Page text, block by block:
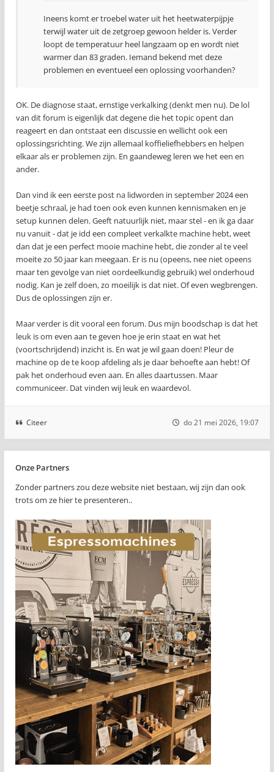
Ineens komt er troebel water uit het heetwaterpijpje
terwijl water uit de zetgroep gewoon helder is. Verder
loopt de temperatuur heel langzaam op en wordt niet
warmer dan 83 graden. Iemand bekend met deze
problemen en eventueel een oplossing voorhanden?
OK. De diagnose staat, ernstige verkalking (denkt men nu). De lol
van dit forum is eigenlijk dat degene die het topic opent dan
reageert en dan ontstaat een discussie en wellicht ook een
oplossingsrichting. We zijn allemaal koffieliefhebbers en helpen
elkaar als er problemen zijn. En gaandeweg leren we het een en
ander.
Dan vind ik een eerste post na lidworden in september 2024 een
beetje schraal, je had toen ook even kunnen kennismaken en je
setup kunnen delen. Geeft natuurlijk niet, maar stel - en ik ga daar
nu vanuit - dat je idd een compleet verkalkte machine hebt, weet
dan dat je een perfect mooie machine hebt, die zonder al te veel
moeite zo 50 jaar kan meegaan. Er is nu (opeens, nee niet opeens
maar ten gevolge van niet oordeelkundig gebruik) wel onderhoud
nodig. Kan je zelf doen, zo moeilijk is dat niet. Of even wegbrengen.
Dus de oplossingen zijn er.
Maar verder is dit vooral een forum. Dus mijn boodschap is dat het
leuk is om even aan te geven hoe je erin staat en wat het
(voortschrijdend) inzicht is. En wat je wil gaan doen! Pleur de
machine op de te koop afdeling als je daar behoefte aan hebt! Of
pak het onderhoud even aan. En alles daartussen. Maar
communiceer. Dat vinden wij leuk en waardevol.
Citeer do 21 mei 2026, 19:07
Onze Partners
Zonder partners zou deze website niet bestaan, wij zijn dan ook
trots om ze hier te presenteren..